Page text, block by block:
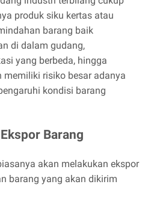
produk siku kertas atau
barang baik
di dalam gudang,
yang berbeda, hingga
risiko besar adanya
kondisi barang
Barang
akan melakukan ekspor
barang yang akan dikirim